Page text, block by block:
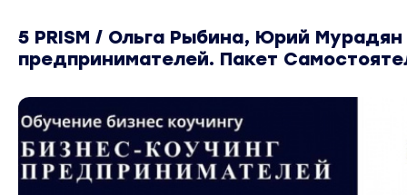
5 PRISM / Ольга Рыбина, Юрий Мурадян
предпринимателей. Пакет